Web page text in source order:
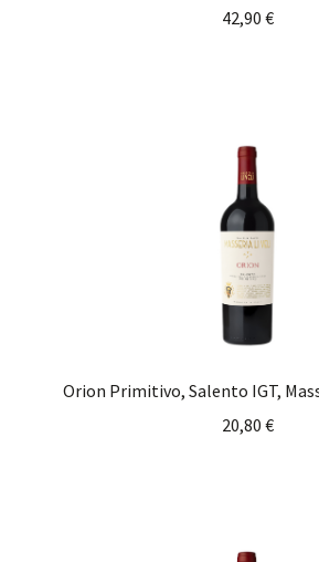
42,90 €
Orion Primitivo, Salento IGT,
20,80 €